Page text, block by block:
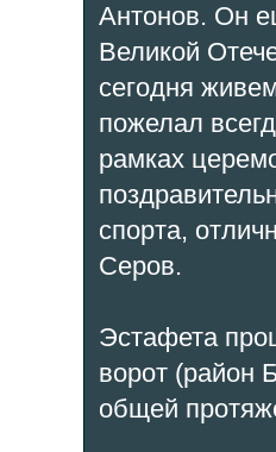
Антонов. Он
Великой
сегодня
пожелал
рамках
спорта,
Серов.
Эстафета
ворот (район
общей